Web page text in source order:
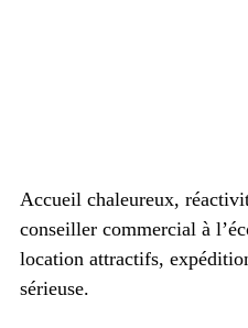
Accueil chaleureux,
conseiller commercial à
location attractifs,
sérieuse.